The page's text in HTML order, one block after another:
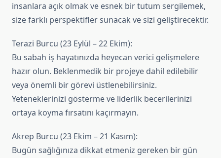
insanlara açık olmak ve esnek bir tutum sergilemek,
size farklı perspektifler sunacak ve sizi geliştirecektir.
Terazi Burcu (23 Eylül – 22 Ekim):
Bu sabah iş hayatınızda heyecan verici gelişmelere
hazır olun. Beklenmedik bir projeye dahil edilebilir
veya önemli bir görevi üstlenebilirsiniz.
Yeteneklerinizi gösterme ve liderlik becerilerinizi
ortaya koyma fırsatını kaçırmayın.
Akrep Burcu (23 Ekim – 21 Kasım):
Bugün sağlığınıza dikkat etmeniz gereken bir gün